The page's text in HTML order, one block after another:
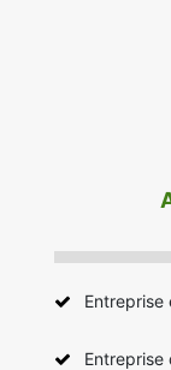
Entreprise
Entreprise